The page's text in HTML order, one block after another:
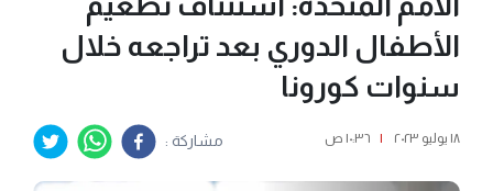
الأطفال الدوري بعد تراجعه خلال
سنوات كورونا
١٨ يوليو ٢٠٢٣ | ١٠:٣٦ ص مشاركة :